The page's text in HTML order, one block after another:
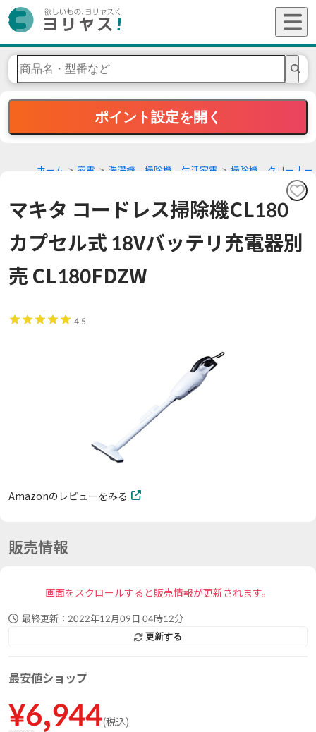
ポイント設定を開く
ホーム 家電 洗濯機、掃除機、生活家電 掃除機、クリーナー
マキタ コードレス掃除機CL180
カプセル式 18Vバッテリ充電器別
売 CL180FDZW
4.5
Amazonのレビューをみる
販売情報
画面をスクロールすると販売情報が更新されます。
最終更新： 2022年12月09日 04時12分
更新する
最安値ショップ
¥6,944(税込)